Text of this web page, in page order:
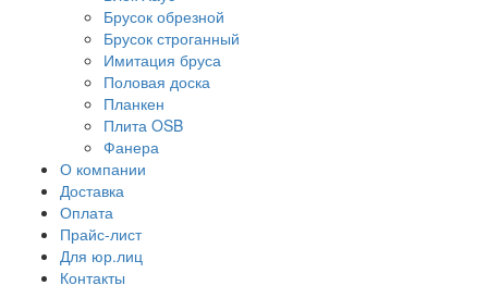
Брусок обрезной
Брусок строганный
Имитация бруса
Половая доска
Планкен
Плита OSB
Фанера
О компании
Доставка
Оплата
Прайс-лист
Для юр.лиц
Контакты